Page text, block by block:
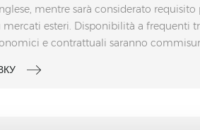
mentre sarà considerato
mercati esteri. Disponibilità a
e contrattuali saranno